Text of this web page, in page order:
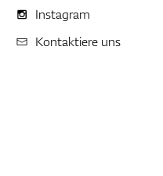
Instagram
Kontaktiere uns